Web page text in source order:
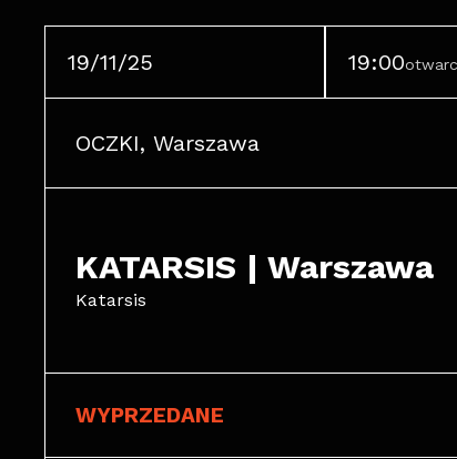
19/11/25 19:00
OCZKI, Warszawa
KATARSIS | Warszawa
Katarsis
WYPRZEDANE